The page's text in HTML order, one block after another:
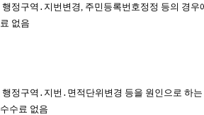
행정구역․지번변경, 주민등록번호정정 등의 경우
료 없음
행정구역․지번․면적단위변경 등을 원인으로 하
수수료 없음